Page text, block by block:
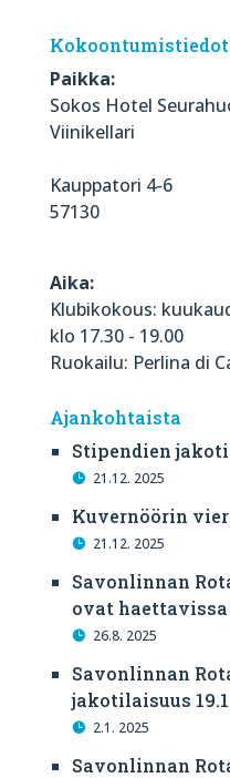
Kokoontumistiedot
Paikka:
Sokos Hotel
Viinikellari
Kauppatori 4-6
57130
Aika:
Klubikokous:
klo 17.30 - 19.00
Ruokailu: Perlina di
Ajankohtaista
Stipendien
21.12. 2025
Kuvernöörin
21.12. 2025
Savonlinnan
ovat haettavissa
26.8. 2025
Savonlinnan
jakotilaisuus
2.1. 2025
Savonlinnan